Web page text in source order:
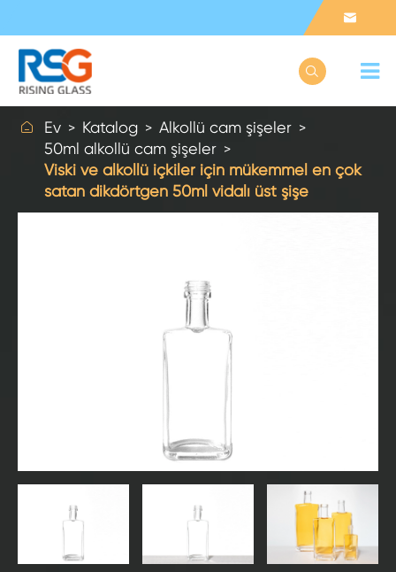


 Ev Katalog
Alkollü cam şişeler
50ml alkollü cam şişeler
Viski ve alkollü içkiler için mükemmel en çok
satan dikdörtgen 50ml vidalı üst şişe